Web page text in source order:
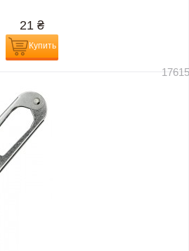
21 ₴
Купить